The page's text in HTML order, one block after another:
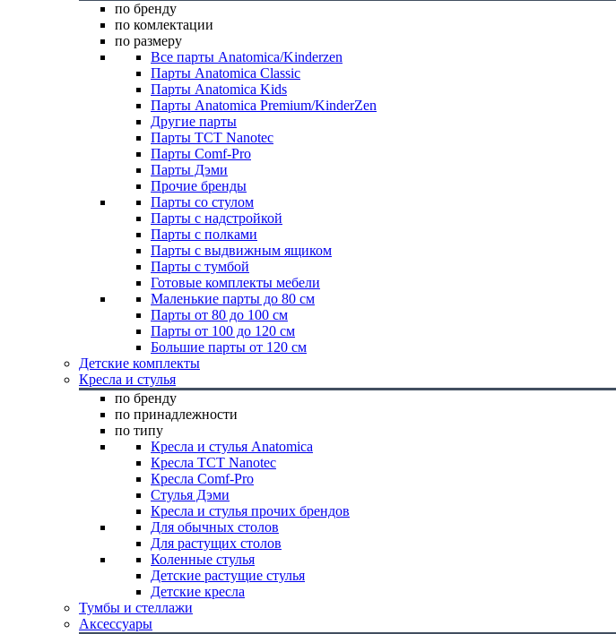
по бренду
по комлектации
по размеру
Все парты Anatomica/Kinderzen
Парты Anatomica Classic
Парты Anatomica Kids
Парты Anatomica Premium/KinderZen
Другие парты
Парты TCT Nanotec
Парты Comf-Pro
Парты Дэми
Прочие бренды
Парты со стулом
Парты с надстройкой
Парты с полками
Парты с выдвижным ящиком
Парты с тумбой
Готовые комплекты мебели
Маленькие парты до 80 см
Парты от 80 до 100 см
Парты от 100 до 120 см
Большие парты от 120 см
Детские комплекты
Кресла и стулья
по бренду
по принадлежности
по типу
Кресла и стулья Anatomica
Кресла TCT Nanotec
Кресла Comf-Pro
Стулья Дэми
Кресла и стулья прочих брендов
Для обычных столов
Для растущих столов
Коленные стулья
Детские растущие стулья
Детские кресла
Тумбы и стеллажи
Аксессуары